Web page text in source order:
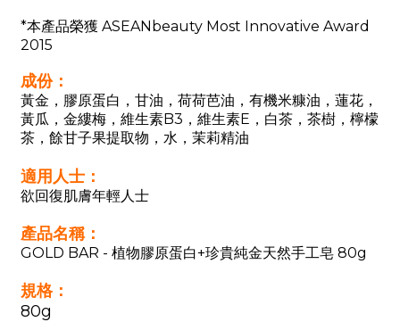
*本產品榮獲 ASEANbeauty Most Innovative Award
2015
成份：
黃金，膠原蛋白，甘油，荷荷芭油，有機米糠油，蓮花，
黃瓜，金縷梅，維生素B3，維生素E，白茶，茶樹，檸檬
茶，餘甘子果提取物，水，茉莉精油
適用人士：
欲回復肌膚年輕人士
產品名稱：
GOLD BAR - 植物膠原蛋白+珍貴純金天然手工皂 80g
規格：
80g